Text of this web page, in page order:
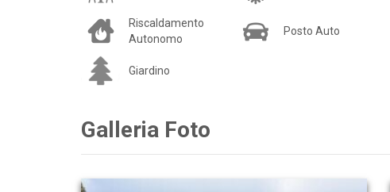
Riscaldamento
Autonomo
Posto Auto
Giardino
Galleria Foto